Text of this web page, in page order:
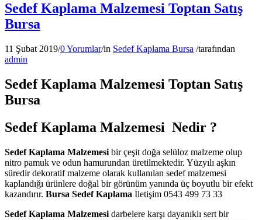
Sedef Kaplama Malzemesi Toptan Satış
Bursa
11 Şubat 2019/0 Yorumlar/in Sedef Kaplama Bursa /tarafından
admin
Sedef Kaplama Malzemesi Toptan Satış
Bursa
Sedef Kaplama Malzemesi Nedir ?
Sedef Kaplama Malzemesi bir çeşit doğa selüloz malzeme olup
nitro pamuk ve odun hamurundan üretilmektedir. Yüzyılı aşkın
süredir dekoratif malzeme olarak kullanılan sedef malzemesi
kaplandığı ürünlere doğal bir görünüm yanında üç boyutlu bir efekt
kazandırır. Bursa Sedef Kaplama İletişim 0543 499 73 33
Sedef Kaplama Malzemesi darbelere karşı dayanıklı sert bir